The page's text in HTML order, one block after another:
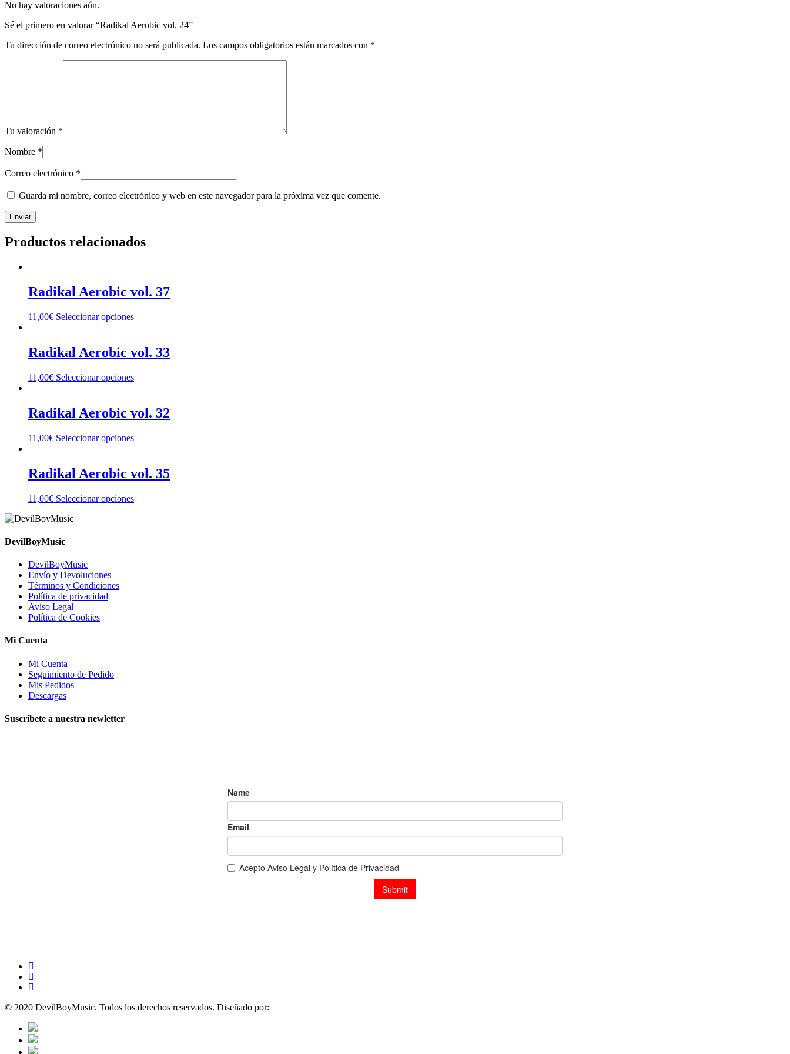
No hay valoraciones aún.
Sé el primero en valorar “Radikal Aerobic vol. 24”
Tu dirección de correo electrónico no será publicada. Los campos obligatorios están marcados con *
Tu valoración *
Nombre *
Correo electrónico *
Guarda mi nombre, correo electrónico y web en este navegador para la próxima vez que comente.
Productos relacionados
Radikal Aerobic vol. 37
11,00€ Seleccionar opciones
Radikal Aerobic vol. 33
11,00€ Seleccionar opciones
Radikal Aerobic vol. 32
11,00€ Seleccionar opciones
Radikal Aerobic vol. 35
11,00€ Seleccionar opciones
DevilBoyMusic
DevilBoyMusic
Envío y Devoluciones
Términos y Condiciones
Política de privacidad
Aviso Legal
Política de Cookies
Mi Cuenta
Mi Cuenta
Seguimiento de Pedido
Mis Pedidos
Descargas
Suscribete a nuestra newletter
© 2020 DevilBoyMusic. Todos los derechos reservados. Diseñado por: